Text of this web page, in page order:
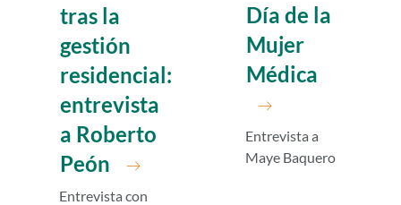
tras la
gestión
residencial:
entrevista
a Roberto
Peón
Entrevista con
Día de la
Mujer
Médica
Entrevista a
Maye Baquero